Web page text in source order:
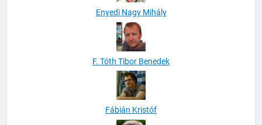
Enyedi Nagy Mihály
F. Tóth Tibor Benedek
Fábián Kristóf